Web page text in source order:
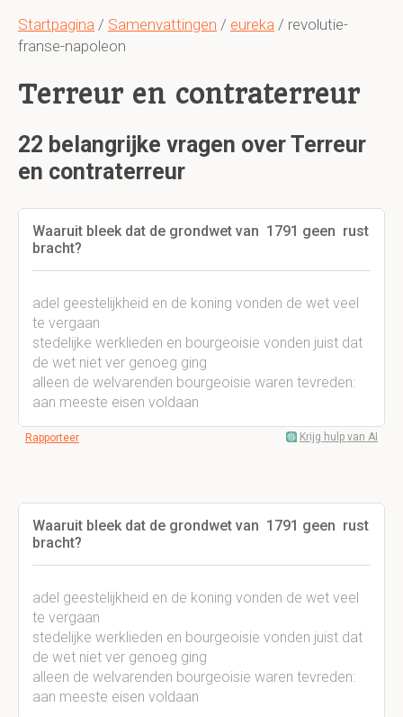
Startpagina / Samenvattingen / eureka / revolutie-
franse-napoleon
Terreur en contraterreur
22 belangrijke vragen over Terreur
en contraterreur
Waaruit bleek dat de grondwet van 1791 geen rust
bracht?
adel geestelijkheid en de koning vonden de wet veel
te vergaan
stedelijke werklieden en bourgeoisie vonden juist dat
de wet niet ver genoeg ging
alleen de welvarenden bourgeoisie waren tevreden:
aan meeste eisen voldaan
Rapporteer Krijg hulp van AI
Waaruit bleek dat de grondwet van 1791 geen rust
bracht?
adel geestelijkheid en de koning vonden de wet veel
te vergaan
stedelijke werklieden en bourgeoisie vonden juist dat
de wet niet ver genoeg ging
alleen de welvarenden bourgeoisie waren tevreden:
aan meeste eisen voldaan